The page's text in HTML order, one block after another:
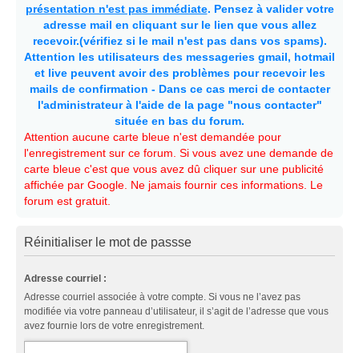
présentation n'est pas immédiate. Pensez à valider votre
adresse mail en cliquant sur le lien que vous allez
recevoir.(vérifiez si le mail n'est pas dans vos spams).
Attention les utilisateurs des messageries gmail, hotmail
et live peuvent avoir des problèmes pour recevoir les
mails de confirmation - Dans ce cas merci de contacter
l'administrateur à l'aide de la page "nous contacter"
située en bas du forum.
Attention aucune carte bleue n'est demandée pour
l'enregistrement sur ce forum. Si vous avez une demande de
carte bleue c'est que vous avez dû cliquer sur une publicité
affichée par Google. Ne jamais fournir ces informations. Le
forum est gratuit.
Réinitialiser le mot de passse
Adresse courriel :
Adresse courriel associée à votre compte. Si vous ne l’avez pas
modifiée via votre panneau d’utilisateur, il s’agit de l’adresse que vous
avez fournie lors de votre enregistrement.